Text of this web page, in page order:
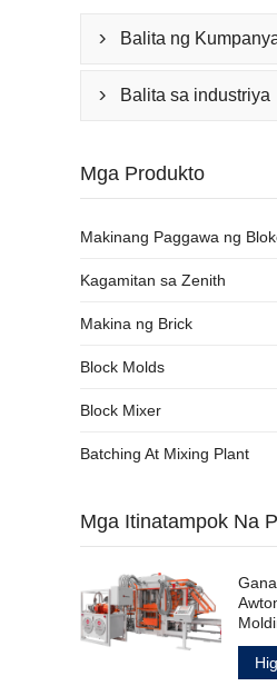
 Balita ng
 Balita sa industriya
Mga Produkto
Makinang Paggawa ng
Kagamitan sa Zenith
Makina ng Brick
Block Molds
Block Mixer
Batching At Mixing Plant
Mga Itinatampok Na
para
Block